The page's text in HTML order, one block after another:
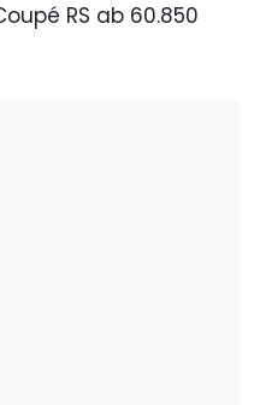
RS ab 60.850